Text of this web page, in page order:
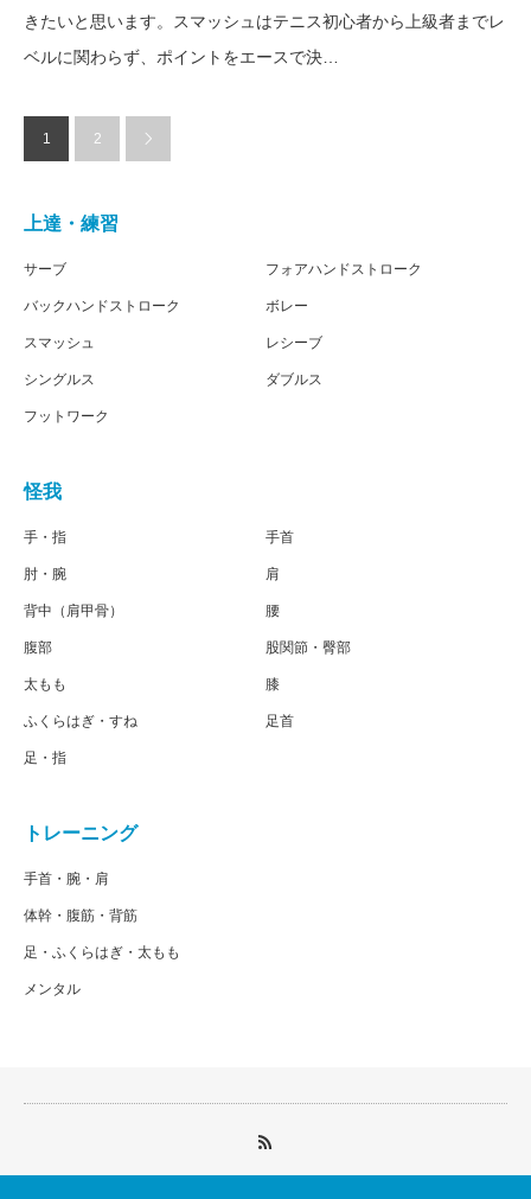
きたいと思います。スマッシュはテニス初心者から上級者までレ
ベルに関わらず、ポイントをエースで決…
1 2
上達・練習
サーブ
バックハンドストローク
スマッシュ
シングルス
フットワーク
フォアハンドストローク
ボレー
レシーブ
ダブルス
怪我
手・指
肘・腕
背中（肩甲骨）
腹部
太もも
ふくらはぎ・すね
足・指
手首
肩
腰
股関節・臀部
膝
足首
トレーニング
手首・腕・肩
体幹・腹筋・背筋
足・ふくらはぎ・太もも
メンタル